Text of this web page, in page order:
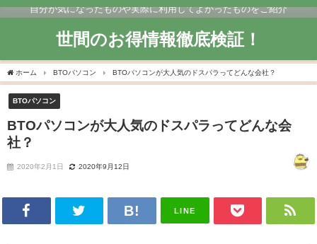
自分が気になったものや実際に利用してよかったものをご紹介
世間のお得情報徹底検証！
ホーム BTOパソコン BTOパソコンが大人気のドスパラってどんな会社？
BTOパソコン
BTOパソコンが大人気のドスパラってどんな会
社？
2020年2月1日 2020年9月12日
LINE